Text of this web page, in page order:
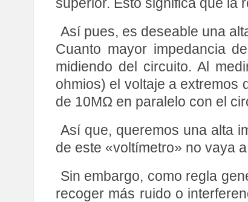
Así pues, es deseable una
Cuanto mayor impedancia
midiendo del circuito. Al
ohmios) el voltaje a extremos
de 10MΩ en paralelo con el
Así que, queremos una alta
de este «voltímetro» no vaya
Sin embargo, como regla
recoger más ruido o